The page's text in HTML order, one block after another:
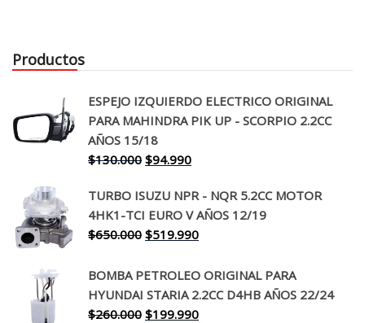
Productos
ESPEJO IZQUIERDO ELECTRICO ORIGINAL
PARA MAHINDRA PIK UP - SCORPIO 2.2CC
AÑOS 15/18
$130.000 El
original
era:
$130.000.
$94.990El
actual
es:
$94.990.
TURBO ISUZU NPR - NQR 5.2CC MOTOR
4HK1-TCI EURO V AÑOS 12/19
$650.000 El
original
era:
$650.000.
$519.990El
actual
es:
$519.990.
BOMBA PETROLEO ORIGINAL PARA
HYUNDAI STARIA 2.2CC D4HB AÑOS 22/24
$260.000 El
$199.990El